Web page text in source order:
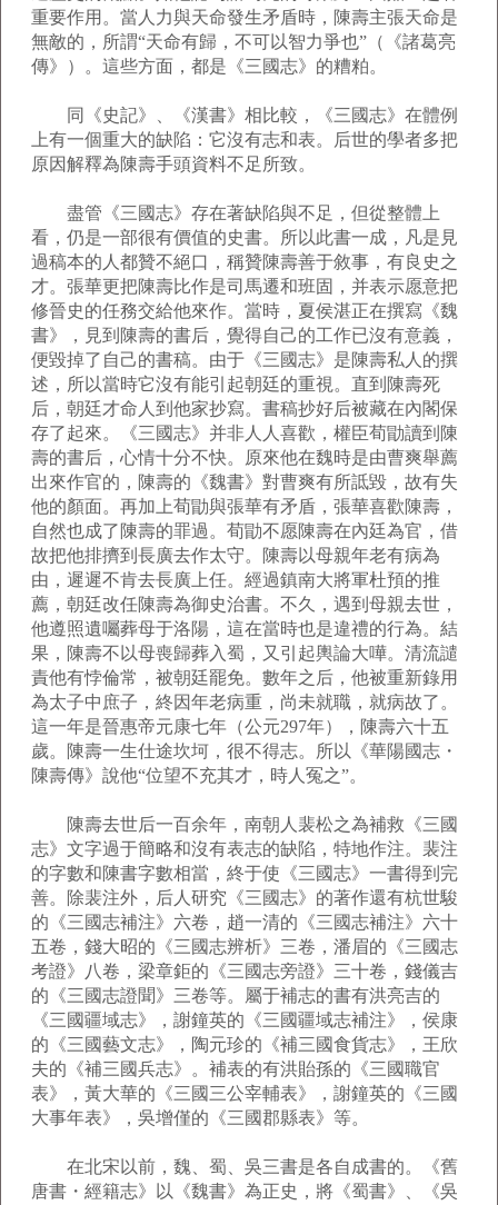
重要作用。當人力與天命發生矛盾時，陳壽主張天命是
無敵的，所謂“天命有歸，不可以智力爭也”（《諸葛亮
傳》）。這些方面，都是《三國志》的糟粕。
同《史記》、《漢書》相比較，《三國志》在體例
上有一個重大的缺陷：它沒有志和表。后世的學者多把
原因解釋為陳壽手頭資料不足所致。
盡管《三國志》存在著缺陷與不足，但從整體上
看，仍是一部很有價值的史書。所以此書一成，凡是見
過稿本的人都贊不絕口，稱贊陳壽善于敘事，有良史之
才。張華更把陳壽比作是司馬遷和班固，并表示愿意把
修晉史的任務交給他來作。當時，夏侯湛正在撰寫《魏
書》，見到陳壽的書后，覺得自己的工作已沒有意義，
便毀掉了自己的書稿。由于《三國志》是陳壽私人的撰
述，所以當時它沒有能引起朝廷的重視。直到陳壽死
后，朝廷才命人到他家抄寫。書稿抄好后被藏在內閣保
存了起來。《三國志》并非人人喜歡，權臣荀勖讀到陳
壽的書后，心情十分不快。原來他在魏時是由曹爽舉薦
出來作官的，陳壽的《魏書》對曹爽有所詆毀，故有失
他的顏面。再加上荀勖與張華有矛盾，張華喜歡陳壽，
自然也成了陳壽的罪過。荀勖不愿陳壽在內廷為官，借
故把他排擠到長廣去作太守。陳壽以母親年老有病為
由，遲遲不肯去長廣上任。經過鎮南大將軍杜預的推
薦，朝廷改任陳壽為御史治書。不久，遇到母親去世，
他遵照遺囑葬母于洛陽，這在當時也是違禮的行為。結
果，陳壽不以母喪歸葬入蜀，又引起輿論大嘩。清流譴
責他有悖倫常，被朝廷罷免。數年之后，他被重新錄用
為太子中庶子，終因年老病重，尚未就職，就病故了。
這一年是晉惠帝元康七年（公元297年），陳壽六十五
歲。陳壽一生仕途坎坷，很不得志。所以《華陽國志・
陳壽傳》說他“位望不充其才，時人冤之”。
陳壽去世后一百余年，南朝人裴松之為補救《三國
志》文字過于簡略和沒有表志的缺陷，特地作注。裴注
的字數和陳書字數相當，終于使《三國志》一書得到完
善。除裴注外，后人研究《三國志》的著作還有杭世駿
的《三國志補注》六卷，趙一清的《三國志補注》六十
五卷，錢大昭的《三國志辨析》三卷，潘眉的《三國志
考證》八卷，梁章鉅的《三國志旁證》三十卷，錢儀吉
的《三國志證聞》三卷等。屬于補志的書有洪亮吉的
《三國疆域志》，謝鐘英的《三國疆域志補注》，侯康
的《三國藝文志》，陶元珍的《補三國食貨志》，王欣
夫的《補三國兵志》。補表的有洪貽孫的《三國職官
表》，黃大華的《三國三公宰輔表》，謝鐘英的《三國
大事年表》，吳增僅的《三國郡縣表》等。
在北宋以前，魏、蜀、吳三書是各自成書的。《舊
唐書・經籍志》以《魏書》為正史，將《蜀書》、《吳